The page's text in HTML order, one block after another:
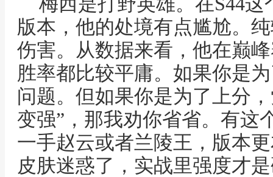
版本，他的处境有点尴尬。
伤害。从数据来看，他在巅
胜率都比较平庸。如果你是
问题。但如果你是为了上分
变强”，那我劝你省省。有这
一手赵云或者兰陵王，版本
皮肤迷惑了，实战里强度才